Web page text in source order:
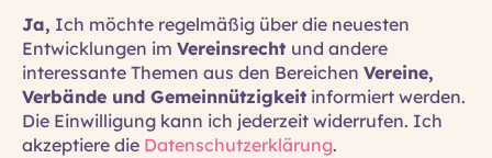
Ja, Ich möchte regelmäßig über die neuesten
Entwicklungen im Vereinsrecht und andere
interessante Themen aus den Bereichen Vereine,
Verbände und Gemeinnützigkeit informiert werden.
Die Einwilligung kann ich jederzeit widerrufen. Ich
akzeptiere die Datenschutzerklärung.